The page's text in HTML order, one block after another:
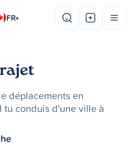
FR▾
déplacements en
conduis d'une ville à